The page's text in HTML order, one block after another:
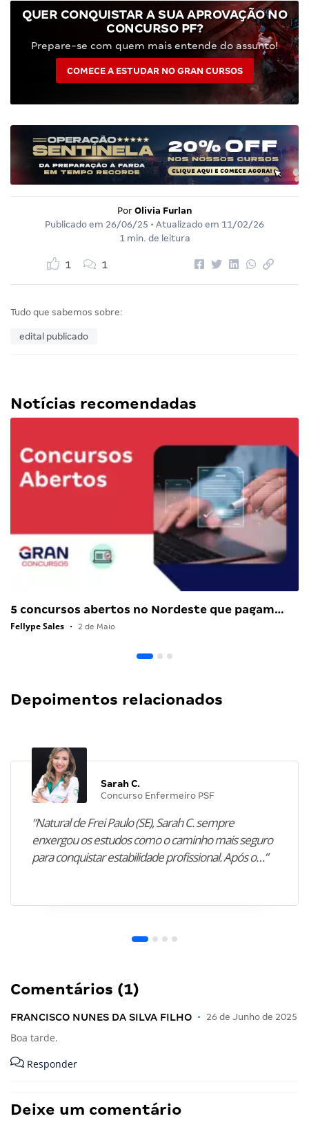
QUER CONQUISTAR A SUA APROVAÇÃO NO
CONCURSO PF?
Prepare-se com quem mais entende do assunto!
COMECE A ESTUDAR NO GRAN CURSOS
Por Olivia Furlan
Publicado em 26/06/25 • Atualizado em 11/02/26
1 min. de leitura
1 1
Tudo que sabemos sobre:
edital publicado
Notícias recomendadas
5 concursos abertos no Nordeste que pagam…
Fellype Sales • 2 de Maio
Depoimentos relacionados
Sarah C.
Concurso Enfermeiro PSF
“Natural de Frei Paulo (SE), Sarah C. sempre
enxergou os estudos como o caminho mais seguro
para conquistar estabilidade profissional. Após o…”
Comentários (1)
FRANCISCO NUNES DA SILVA FILHO • 26 de Junho de 2025
Boa tarde.
Responder
Deixe um comentário